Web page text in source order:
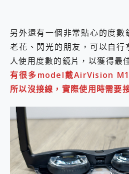
另外還有一個非常貼心的度數
老花、閃光的朋友，可以自行
人使用度數的鏡片，以獲得最
有很多model戴AirVision
所以沒接線，實際使用時需要